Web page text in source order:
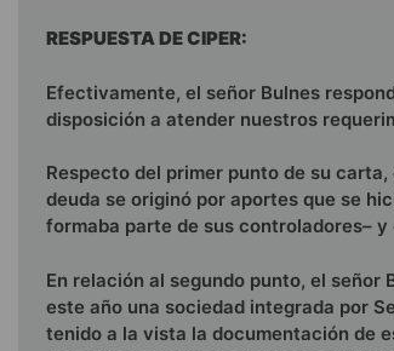
RESPUESTA DE CIPER:
Efectivamente, el señor Bulnes
disposición a atender nuestros
Respecto del primer punto de su
deuda se originó por aportes que se
formaba parte de sus controladores–
En relación al segundo punto, el
este año una sociedad integrada por
tenido a la vista la documentación de